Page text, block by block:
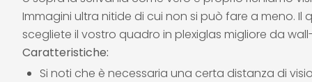
Immagini ultra nitide di cui non si può fare a meno.
scegliete il vostro quadro in plexiglas migliore da
Caratteristiche:
Si noti che è necessaria una certa distanza di